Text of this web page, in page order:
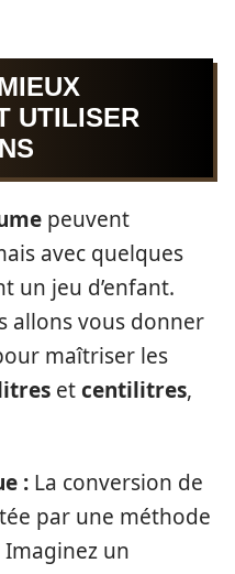
UTILISER
peuvent
avec quelques
un jeu d’enfant.
allons vous donner
maîtriser les
etcentilitres,
: La conversion de
par une méthode
un